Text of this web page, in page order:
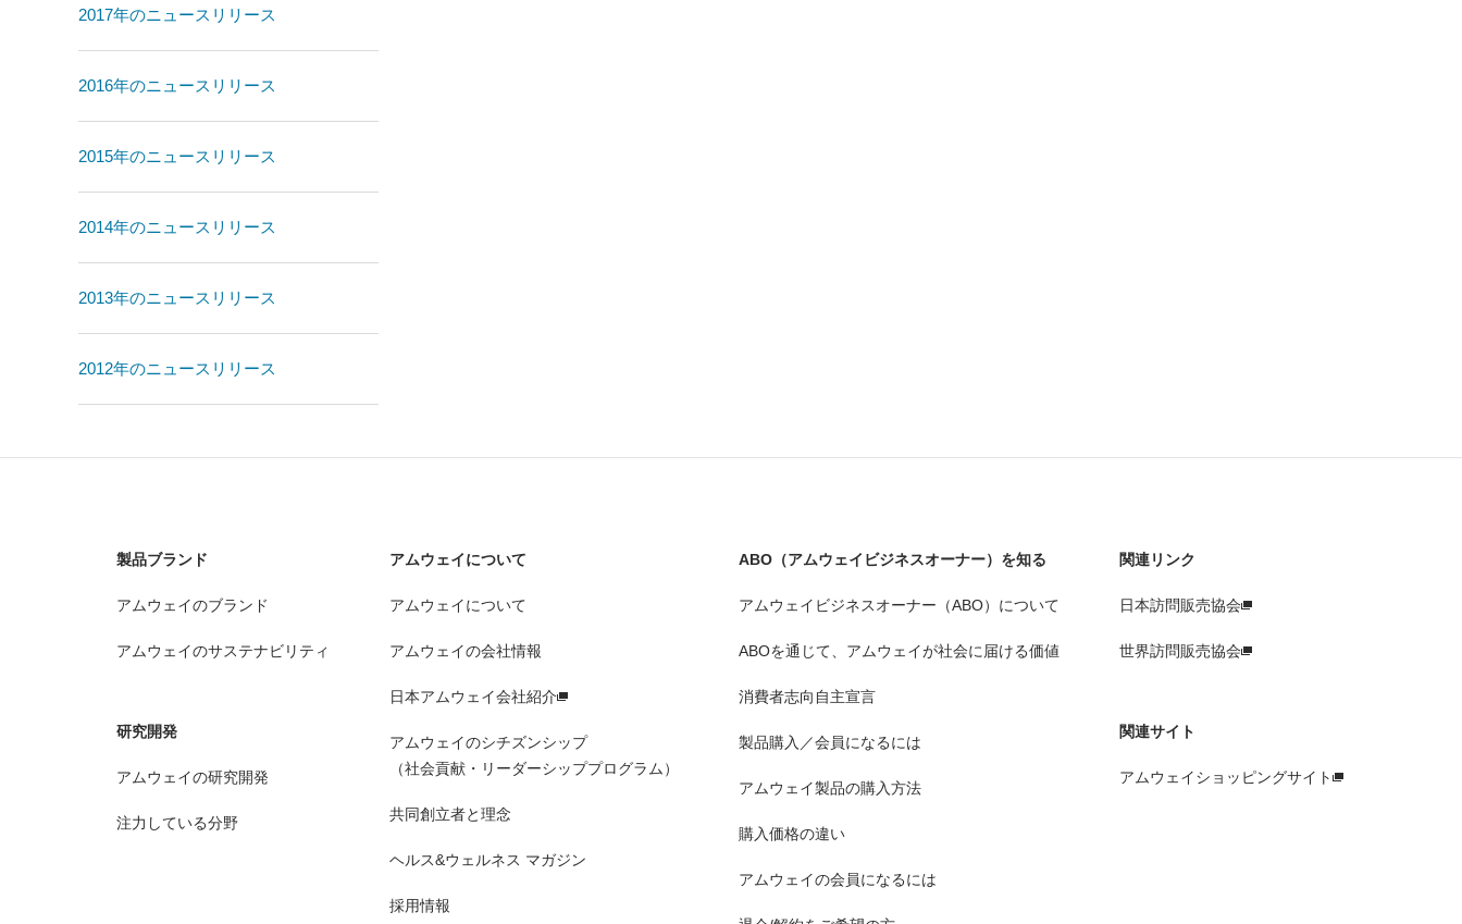
2017年のニュースリリース
2016年のニュースリリース
2015年のニュースリリース
2014年のニュースリリース
2013年のニュースリリース
2012年のニュースリリース
製品ブランド
アムウェイのブランド
アムウェイのサステナビリティ
研究開発
アムウェイの研究開発
注力している分野
アムウェイについて
アムウェイについて
アムウェイの会社情報
日本アムウェイ会社紹介
アムウェイのシチズンシップ
（社会貢献・リーダーシッププログラム）
共同創立者と理念
ヘルス&ウェルネス マガジン
採用情報
ABO（アムウェイビジネスオーナー）を知る
アムウェイビジネスオーナー（ABO）について
ABOを通じて、アムウェイが社会に届ける価値
消費者志向自主宣言
製品購入／会員になるには
アムウェイ製品の購入方法
購入価格の違い
アムウェイの会員になるには
関連リンク
日本訪問販売協会
世界訪問販売協会
関連サイト
アムウェイショッピングサイト